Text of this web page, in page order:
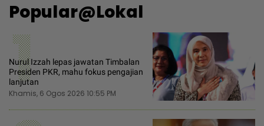
Popular@Lokal
1
Nurul Izzah lepas jawatan Timbalan
Presiden PKR, mahu fokus pengajian
lanjutan
Khamis, 6 Ogos 2026 10:55 PM